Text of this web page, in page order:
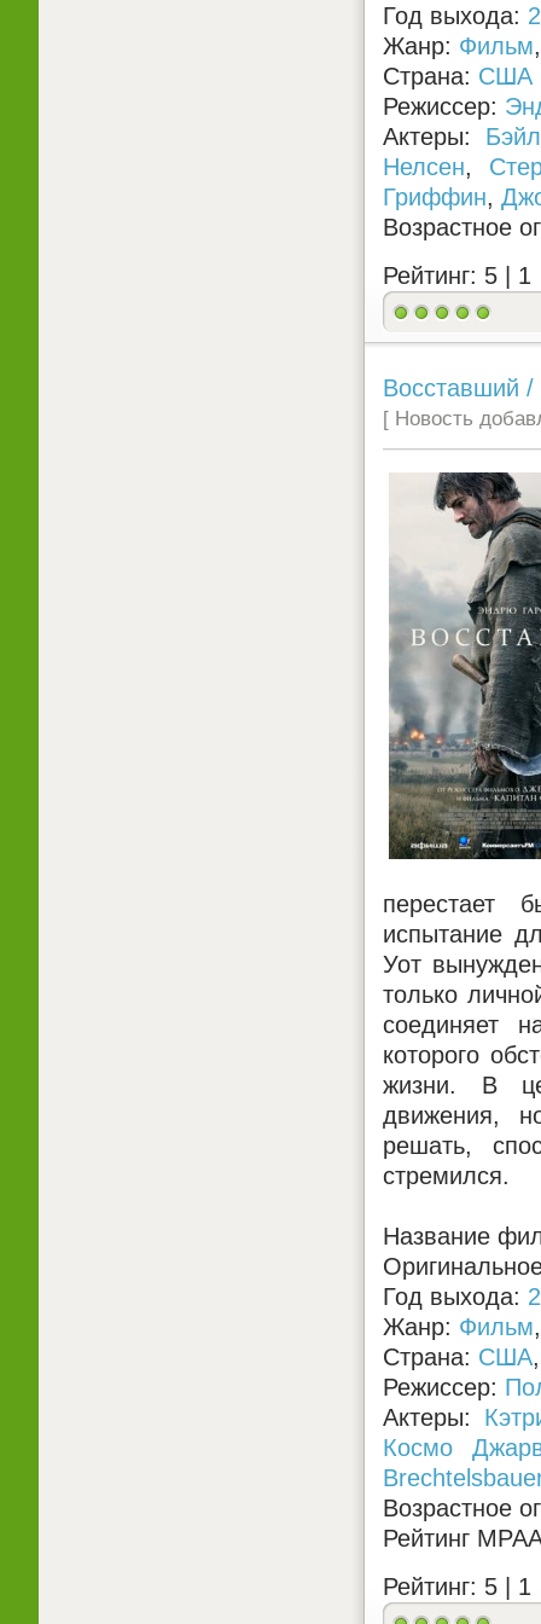
Год выхода:
Жанр: Фильм
Страна: США
Режиссер:
Актеры:
Нелсен,
Гриффин,
Возрастное
Рейтинг: 5 | 1
Восставший /
[ Новость
перестает
испытание
Уот
только
соединяет
которого
жизни. В
движения,
решать,
стремился.
Название
Год выхода:
Жанр: Фильм
Страна: США
Режиссер:
Актеры:
Космо
Возрастное
Рейтинг
Рейтинг: 5 | 1